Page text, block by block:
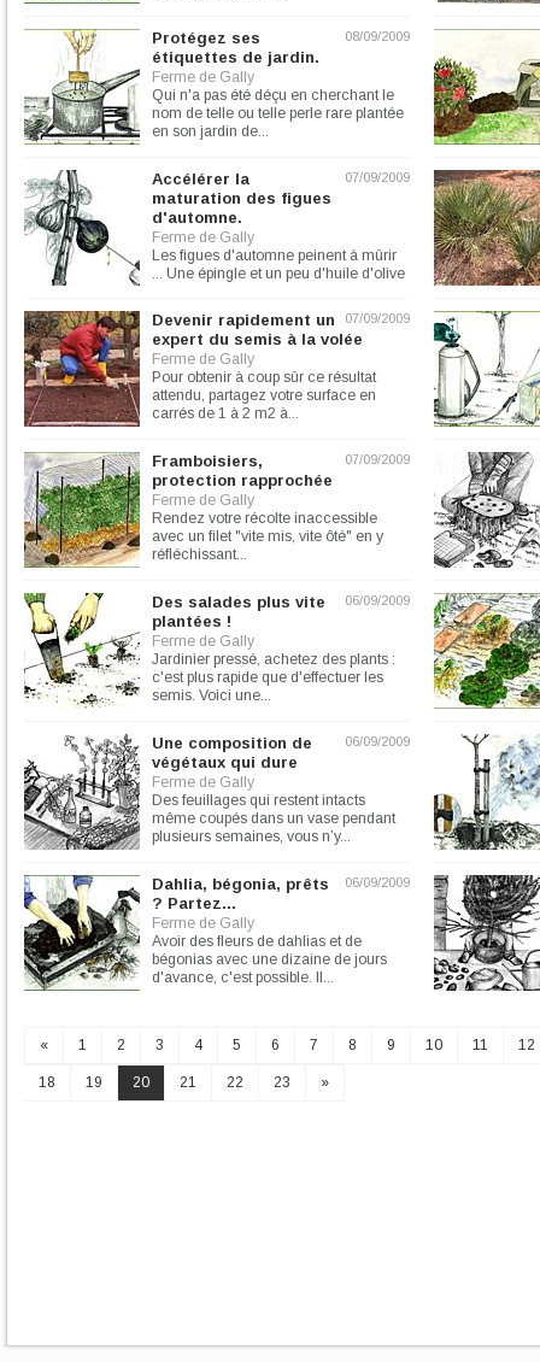
08/09/2009
Protégez ses
étiquettes de jardin.
Ferme de Gally
Qui n'a pas été déçu en cherchant le
nom de telle ou telle perle rare plantée
en son jardin de...
07/09/2009
Accélérer la
maturation des figues
d'automne.
Ferme de Gally
Les figues d'automne peinent à mûrir
... Une épingle et un peu d'huile d'olive
07/09/2009
Devenir rapidement un
expert du semis à la volée
Ferme de Gally
Pour obtenir à coup sûr ce résultat
attendu, partagez votre surface en
carrés de 1 à 2 m2 à...
07/09/2009
Framboisiers,
protection rapprochée
Ferme de Gally
Rendez votre récolte inaccessible
avec un filet "vite mis, vite ôté" en y
réfléchissant...
06/09/2009
Des salades plus vite
plantées !
Ferme de Gally
Jardinier pressé, achetez des plants :
c'est plus rapide que d'effectuer les
semis. Voici une...
06/09/2009
Une composition de
végétaux qui dure
Ferme de Gally
Des feuillages qui restent intacts
même coupés dans un vase pendant
plusieurs semaines, vous n’y...
06/09/2009
Dahlia, bégonia, prêts
? Partez...
Ferme de Gally
Avoir des fleurs de dahlias et de
bégonias avec une dizaine de jours
d'avance, c'est possible. Il...
« 1 2 3 4 5 6 7 8 9 10 11 12
18 19 20 21 22 23 »